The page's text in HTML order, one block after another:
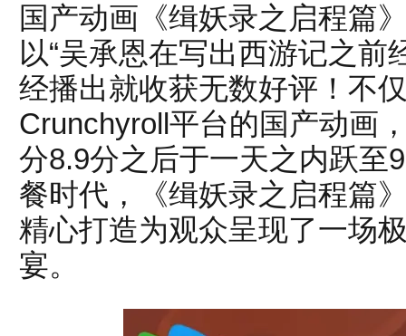
国产动画《缉妖录之启程篇
以“吴承恩在写出西游记之前
经播出就收获无数好评！不
Crunchyroll平台的国产动画
分8.9分之后于一天之内跃至
餐时代，《缉妖录之启程篇
精心打造为观众呈现了一场
宴。